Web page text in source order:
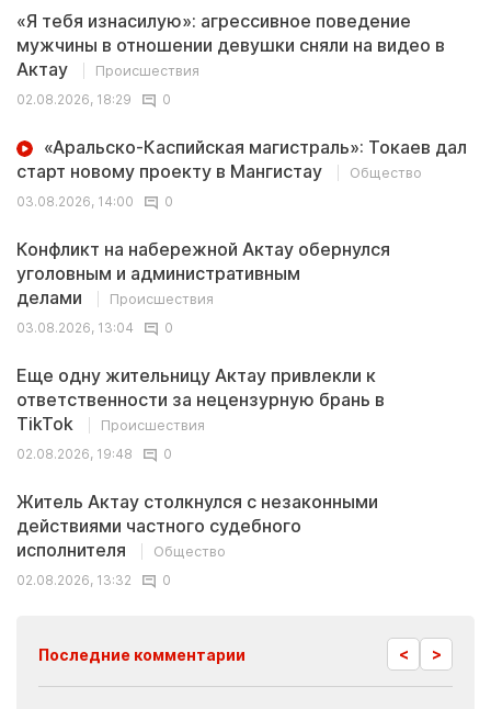
«Я тебя изнасилую»: агрессивное поведение
мужчины в отношении девушки сняли на видео в
Актау
Происшествия
02.08.2026, 18:29
0
«Аральско-Каспийская магистраль»: Токаев дал
старт новому проекту в Мангистау
Общество
03.08.2026, 14:00
0
Конфликт на набережной Актау обернулся
уголовным и административным
делами
Происшествия
03.08.2026, 13:04
0
Еще одну жительницу Актау привлекли к
ответственности за нецензурную брань в
TikTok
Происшествия
02.08.2026, 19:48
0
Житель Актау столкнулся с незаконными
действиями частного судебного
исполнителя
Общество
02.08.2026, 13:32
0
Последние комментарии < >